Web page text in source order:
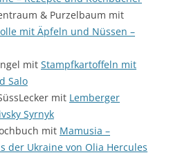
& Purzelbaum mit
mit Äpfeln und Nüssen –
mit Stampfkartoffeln mit
Salo
mit Lemberger
Syrnyk
mit Mamusia –
der Ukraine von Olia Hercules